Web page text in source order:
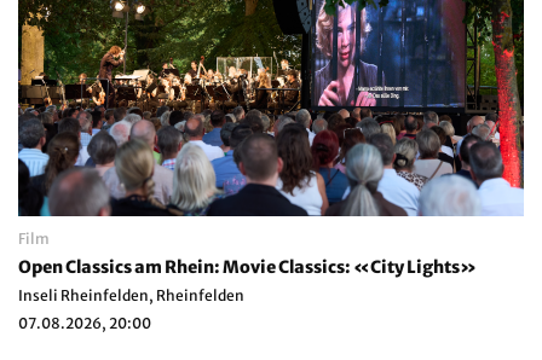
Film
Open Classics am Rhein: Movie Classics: «City Lights»
Inseli Rheinfelden, Rheinfelden
07.08.2026, 20:00